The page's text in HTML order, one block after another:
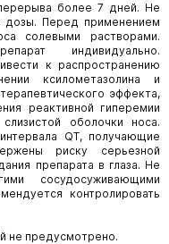
более 7 дней. Не
дозы. Перед применением
солевыми растворами.
индивидуально.
к распространению
ксилометазолина и
эффекта,
реактивной гиперемии
оболочки носа.
QT, получающие
риску серьезной
препарата в глаза. Не
сосудосуживающими
контролировать
не предусмотрено.